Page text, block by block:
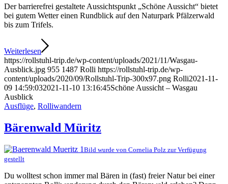
Der barrierefrei gestaltete Aussichtspunkt „Schöne Aussicht“ bietet
bei gutem Wetter einen Rundblick auf den Naturpark Pfälzerwald
bis zum Trifels.
Weiterlesen
https://rollstuhl-trip.de/wp-content/uploads/2021/11/Wasgau-
Ausblick.jpg 955 1487 Rolli https://rollstuhl-trip.de/wp-
content/uploads/2020/09/Rollstuhl-Trip-300x97.png Rolli2021-11-
09 14:59:032021-11-10 13:16:45Schöne Aussicht – Wasgau
Ausblick
Ausflüge, Rolliwandern
Bärenwald Müritz
Bild wurde von Cornelia Polz zur Verfügung
gestellt
Du wolltest schon immer mal Bären in (fast) freier Natur bei einer